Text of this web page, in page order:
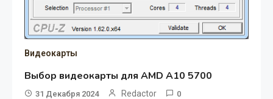
Видеокарты
Выбор видеокарты для AMD A10 5700
31 Декабря 2024 Redactor 0